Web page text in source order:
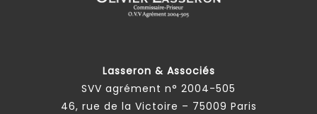
Lasseron & Associés
SVV agrément n° 2004-505
46, rue de la Victoire – 75009 Paris